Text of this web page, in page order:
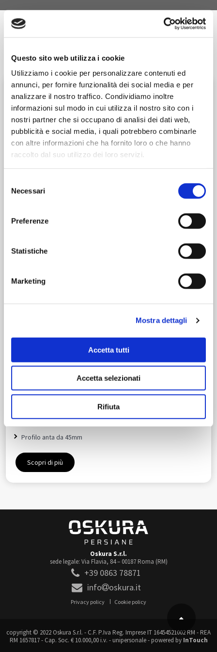
Questo sito web utilizza i cookie
Utilizziamo i cookie per personalizzare contenuti ed
annunci, per fornire funzionalità dei social media e per
analizzare il nostro traffico. Condividiamo inoltre
informazioni sul modo in cui utilizza il nostro sito con i
nostri partner che si occupano di analisi dei dati web,
pubblicità e social media, i quali potrebbero combinarle
con altre informazioni che ha fornito loro o che hanno
raccolto dal suo utilizzo dei loro servizi.
delNecessari
Preferenze
Statistiche
Marketing
Mostra dettagli
Accetta tutti
Accetta selezionati
Rifiuta
Diana
TUTTI I MODELLI DI VETRATE
Slide Extra
Flex Up
Nuova Genova
Gamma Persiane 45mm
Sportello che consente un agevole passaggio di aria e luce
Seaside di serie su tinte standard: 30 anni di Garanzia
Ideale per il recupero di architetture storiche
Profilo anta da 45mm
Scopri di più
Oskura S.r.l.
sede legale: Via Flavia, 84 – 00187 Roma (RM)
+39 0863 78871
info
oskura.it
Privacy policy Cookie policy
copyright © 2022 Oskura S.r.l. - C.F. P.Iva Reg. Imprese IT 16454521002 RM - REA
RM 1657817 - Cap. Soc. € 10.000,00 i.v. - unipersonale - powered by InTouch